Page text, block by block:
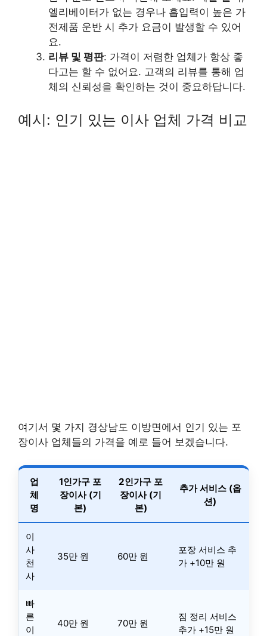
엘리베이터가 없는 경우나 흡입력이 높은 가
전제품 운반 시 추가 요금이 발생할 수 있어
요.
리뷰 및 평판: 가격이 저렴한 업체가 항상 좋
다고는 할 수 없어요. 고객의 리뷰를 통해 업
체의 신뢰성을 확인하는 것이 중요하답니다.
예시: 인기 있는 이사 업체 가격 비교
여기서 몇 가지 경상남도 이방면에서 인기 있는 포
장이사 업체들의 가격을 예로 들어 보겠습니다.
업
체
명
1인가구 포
장이사 (기
본)
2인가구 포
장이사 (기
본)
추가 서비스 (옵
션)
이
사
천
사
35만 원 60만 원
포장 서비스 추
가 +10만 원
빠
른
이
40만 원 70만 원
짐 정리 서비스
추가 +15만 원